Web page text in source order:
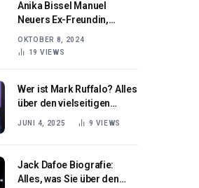
Anika Bissel Manuel
Neuers Ex-Freundin,
um Trennung
OKTOBER 8, 2024
19 VIEWS
Wer ist Mark Ruffalo? Alles
über den vielseitigen
American Actor
JUNI 4, 2025 9 VIEWS
Jack Dafoe Biografie:
Alles, was Sie über den